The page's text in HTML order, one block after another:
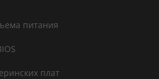
питания
плат